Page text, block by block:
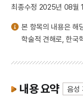
최종수정 2025년 08월
본 항목의 내용은 해
학술적 견해로, 한국
내용 요약 음성